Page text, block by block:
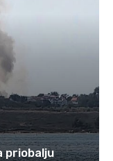
priobalju